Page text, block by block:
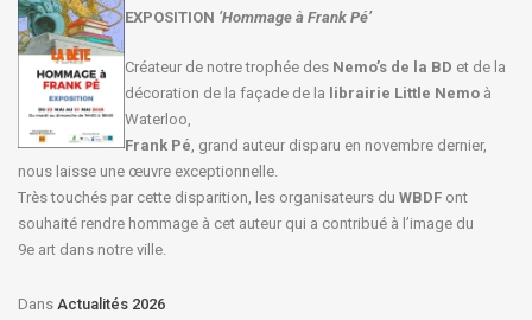
EXPOSITION ‘Hommage à Frank Pé’
Créateur de notre trophée des Nemo’s de la BD et de la
décoration de la façade de la librairie Little Nemo à
Waterloo,
Frank Pé, grand auteur disparu en novembre dernier,
nous laisse une œuvre exceptionnelle.
Très touchés par cette disparition, les organisateurs du WBDF ont
souhaité rendre hommage à cet auteur qui a contribué à l’image du
9e art dans notre ville.
Dans Actualités 2026